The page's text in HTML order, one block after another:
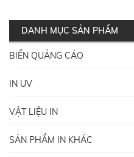
DANH MỤC SẢN PHẨM
BIỂN QUẢNG CÁO
IN UV
VẬT LIỆU IN
SẢN PHẨM IN KHÁC